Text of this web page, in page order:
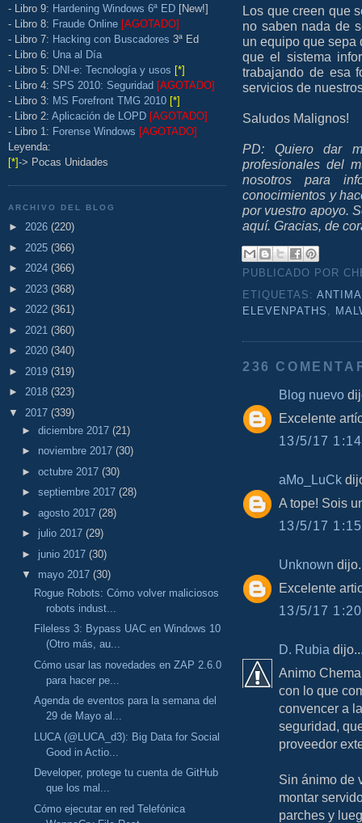
- Libro 9: Hardening Windows 6ª ED [New!]
- Libro 8: Fraude Online [AGOTADO]
- Libro 7: Hacking con Buscadores 3ª Ed
- Libro 6: Una al Día
- Libro 5: DNI-e: Tecnología y usos [*]
- Libro 4: SPS 2010: Seguridad [AGOTADO]
- Libro 3: MS Forefront TMG 2010 [*]
- Libro 2: Aplicación de LOPD [AGOTADO]
- Libro 1: Forense Windows [AGOTADO]
Leyenda:
[*]-> Pocas Unidades
ARCHIVO DEL BLOG
► 2026 (220)
► 2025 (366)
► 2024 (366)
► 2023 (368)
► 2022 (361)
► 2021 (360)
► 2020 (340)
► 2019 (319)
► 2018 (323)
▼ 2017 (339)
► diciembre 2017 (21)
► noviembre 2017 (30)
► octubre 2017 (30)
► septiembre 2017 (28)
► agosto 2017 (28)
► julio 2017 (29)
► junio 2017 (30)
▼ mayo 2017 (30)
Rogue Robots: Cómo volver maliciosos
robots indust...
Fileless 3: Bypass UAC en Windows 10
(Otro más, au...
Cómo usar las novedades en ZAP 2.6.0
para hacer pe...
Agenda de eventos para la semana del
29 de Mayo al...
LUCA (@LUCA_d3): Big Data for Social
Good in Actio...
Developer, protege tu cuenta de GitHub
que los mal...
Cómo ejecutar en red Telefónica
Los que creen que
no saben nada de
un equipo que sepa
que el sistema
trabajando de esa
servicios de
Saludos Malignos!
PD: Quiero dar
profesionales del
nosotros para
conocimientos y
por vuestro apoyo.
aquí. Gracias, de
PUBLICADO POR
ETIQUETAS:
ELEVENPATHS ,
236
Blog nuevo
Excelente
13/5/17
aMo_LuCk
A tope! Sois
13/5/17
Unknown
Excelente
13/5/17
D. Rubia
Animo
con lo que
convencer a
seguridad,
proveedor
Sin ánimo de
montar
parches y